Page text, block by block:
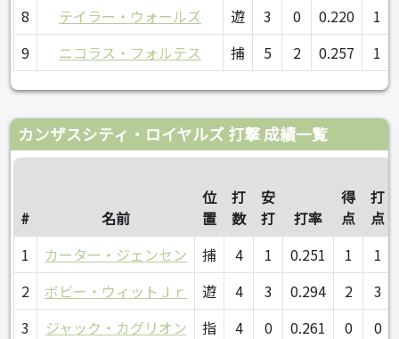
8
テイラー・ウォールズ 遊 3 0 0.220
1
9
ニコラス・フォルテス 捕 5 2 0.257 1
カンザスシティ・ロイヤルズ 打撃 成績一覧
# 名前
位
置
打
数
安
打
打率
得
点
打
点
1
カーター・ジェンセン 捕 4 1 0.251 1
1
2
ボビー・ウィットＪｒ 遊 4 3 0.294 2
3
3
ジャック・カグリオン 指 4 0 0.261 0
0